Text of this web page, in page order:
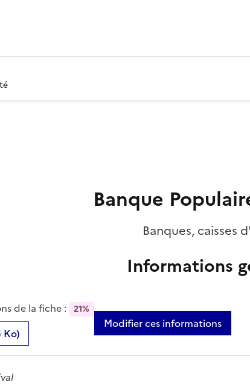
Banque
Banques, caisses
Informations
de la fiche : 21%
Ko)
Modifier ces informations